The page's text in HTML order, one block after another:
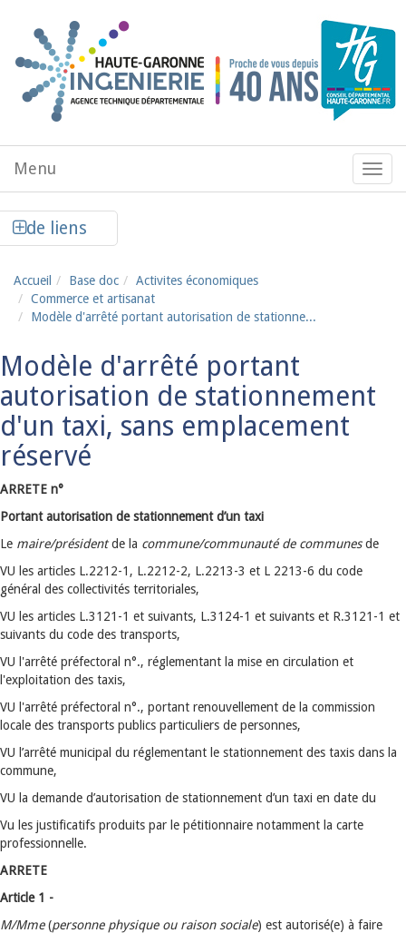
Menu
de
Menu
de liens
Accueil Base doc
Activites économiques
Commerce et artisanat
Modèle d'arrêté portant autorisation de stationne...
Modèle d'arrêté portant
autorisation de stationnement
d'un taxi, sans emplacement
réservé
ARRETE n°
Portant autorisation de stationnement d’un taxi
Le maire/présidentde la commune/communauté de communesde
VU les articles L.2212-1, L.2212-2, L.2213-3 et L 2213-6 du code
général des collectivités territoriales,
VU les articles L.3121-1 et suivants, L.3124-1 et suivants et R.3121-1 et
suivants du code des transports,
VU l'arrêté préfectoral n°., réglementant la mise en circulation et
l'exploitation des taxis,
VU l'arrêté préfectoral n°., portant renouvellement de la commission
locale des transports publics particuliers de personnes,
VU l’arrêté municipal du réglementant le stationnement des taxis dans la
commune,
VU la demande d’autorisation de stationnement d’un taxi en date du
Vu les justificatifs produits par le pétitionnaire notamment la carte
professionnelle.
ARRETE
Article 1 -
M/Mme(personne physique ou raison sociale) est autorisé(e) à faire